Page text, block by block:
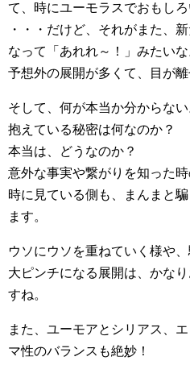
て、時にユーモラスでおもしろ
・・・だけど、それがまた、
なって「あれれ～！」みたいな
予想外の展開が多くて、目が離
そして、何が本当か分からない
抱えている秘密は何なのか？
本当は、どうなのか？
意外な事実や繋がりを知った時
時に見ている側も、まんまと
ます。
ウソにウソを重ねていく様や
大ピンチになる展開は、かな
すね。
また、ユーモアとシリアス、
マ性のバランスも絶妙！